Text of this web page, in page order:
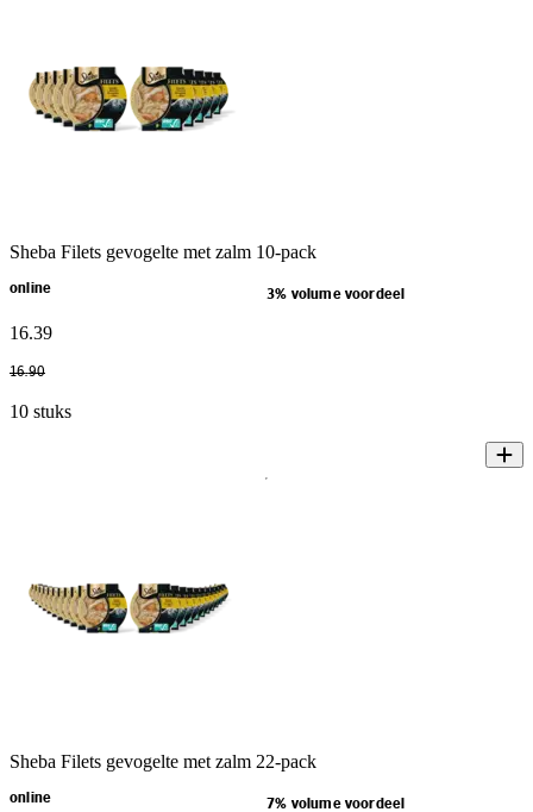
Sheba Filets gevogelte met zalm 10-pack
online 3% volume voordeel
16.39
16.90
10 stuks
Sheba Filets gevogelte met zalm 22-pack
online 7% volume voordeel